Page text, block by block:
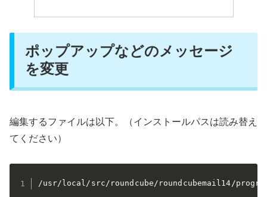
ポップアップなどのメッセージ
を変更
編集するファイルは以下。（インストールパスは読み替え
てください）
/usr/local/src/roundcube/roundcubemail14/